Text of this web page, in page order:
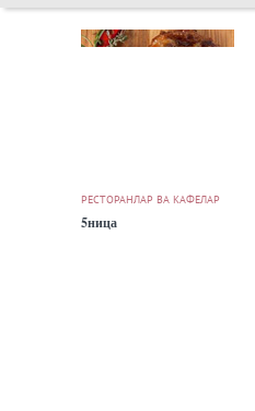
РЕСТОРАНЛАР ВА КАФЕЛАР
5ница